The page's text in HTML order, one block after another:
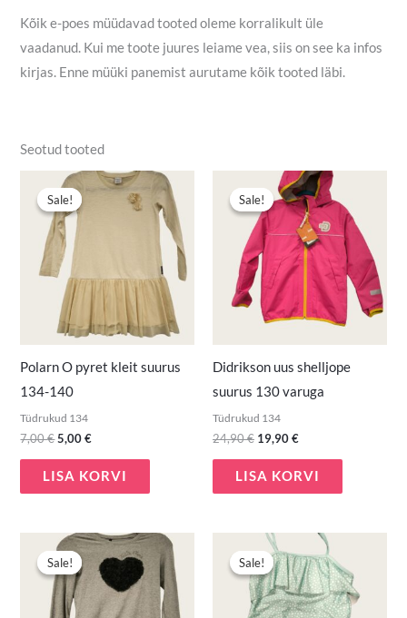
Kõik e-poes müüdavad tooted oleme korralikult üle
vaadanud. Kui me toote juures leiame vea, siis on see ka infos
kirjas. Enne müüki panemist aurutame kõik tooted läbi.
Seotud tooted
Sale!
Sale!
Polarn O pyret kleit suurus
134-140
Tüdrukud 134
7,00€
Algne
hind
oli:
7,00 €.
5,00€
Praegune
hind
LISA KORVI
Sale!
Sale!
Didrikson uus shelljope
suurus 130 varuga
Tüdrukud 134
24,90€
Algne
hind
oli:
24,90 €.
19,90€
Praegune
hind
on:
19,90 €.
LISA KORVI
Sale!
Sale!
Algne
hind
oli:
4,90 €.
Praegune
hind
on:
2,90 €.
Sale!
Sale!
Algne
hind
oli:
4,90 €.
Praegune
hind
on:
2,90 €.